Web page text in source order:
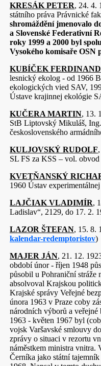
KRESÁK PETER, 24. 4.
státního práva Právnické
shromáždění jmenovalo
a Slovenské Federativní
roky 1999 a 2000 byl
Vysokého komisaře OSN
KUBÍČEK FERDINAND
lesnický ekolog - od 1966
ekologických vied SAV,
Ústave krajinnej ekológie
KUČERA MARTIN, 13.
StB Liptovský Mikuláš,
československého
KULJOVSKÝ RUDOLF
SL FS za KSS – vol.
KVETŇANSKÝ
1960 Ústav
LAJČIAK VLADIMÍR,
Ladislav“, 2129, do 17. 2.
LAZOR ŠTEFAN, 15. 8.
kalendar-redemptoristov)
MAJER JÁN, 21. 12.
období únor - říjen 1948
působil u Pohraniční stráže
absolvoval Krajskou
Krajské správy Veřejné
února 1963 v Praze coby
národních výborů a
1963 - květen 1967 byl
vojsk Varšavské smlouvy
zprávy o situaci v rezortu
náměstkem ministra vnitra.
Černíka jako státní